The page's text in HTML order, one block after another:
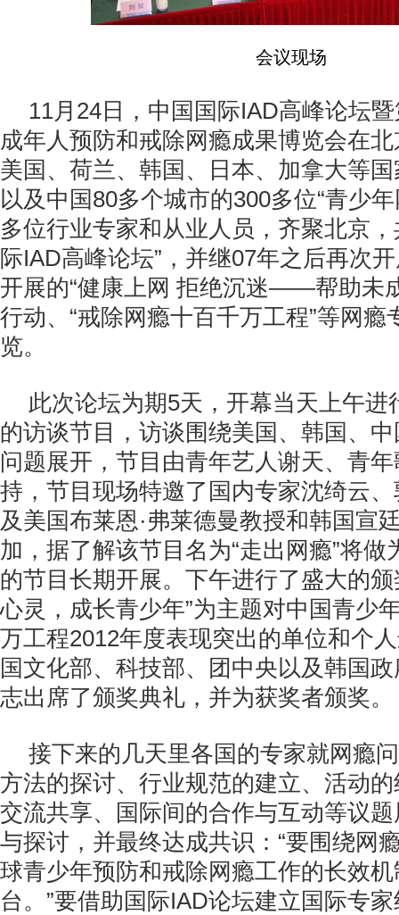
会议现场
11月24日，中国国际IAD高峰论坛
成年人预防和戒除网瘾成果博览会在
美国、荷兰、韩国、日本、加拿大等
以及中国80多个城市的300多位“青少
多位行业专家和从业人员，齐聚北京
际IAD高峰论坛”，并继07年之后再次
开展的“健康上网 拒绝沉迷——帮助未
行动、“戒除网瘾十百千万工程”等网瘾
览。
此次论坛为期5天，开幕当天上午进
的访谈节目，访谈围绕美国、韩国、
问题展开，节目由青年艺人谢天、青
持，节目现场特邀了国内专家沈绮云
及美国布莱恩·弗莱德曼教授和韩国宣
加，据了解该节目名为“走出网瘾”将做
的节目长期开展。下午进行了盛大的
心灵，成长青少年”为主题对中国青少
万工程2012年度表现突出的单位和个
国文化部、科技部、团中央以及韩国
志出席了颁奖典礼，并为获奖者颁奖。
接下来的几天里各国的专家就网瘾
方法的探讨、行业规范的建立、活动
交流共享、国际间的合作与互动等议
与探讨，并最终达成共识：“要围绕网
球青少年预防和戒除网瘾工作的长效
台。”要借助国际IAD论坛建立国际专